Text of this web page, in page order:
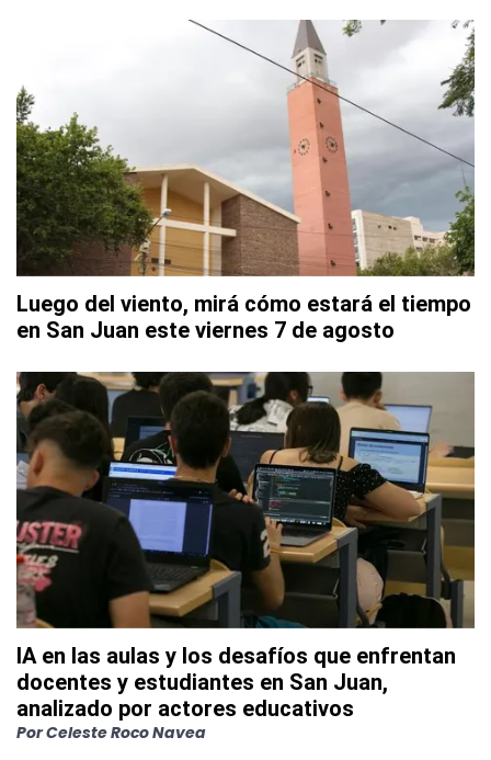
Luego del viento, mirá cómo estará el tiempo
en San Juan este viernes 7 de agosto
IA en las aulas y los desafíos que enfrentan
docentes y estudiantes en San Juan,
analizado por actores educativos
PorCeleste Roco Navea